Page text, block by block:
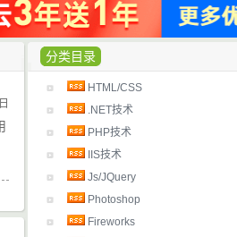
分类目录
HTML/CSS
.NET技术
PHP技术
IIS技术
Js/JQuery
Photoshop
Fireworks